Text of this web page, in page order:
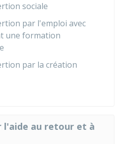
sociale
par l'emploi avec
une formation
par la création
l'aide au retour et à